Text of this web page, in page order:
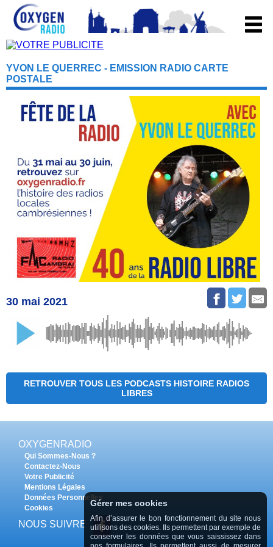
YVON LE QUERREC - EMISSION RADIO CARTE
POSTALE
30 mai 2021
RETROUVER TOUS LES PODCASTS HISTOIRE RADIOS
LIBRES
OXYGENRADIO
Qui Sommes-Nous ?
Contactez-Nous
Votre Publicité
Mentions Légales
Données Personnelles
Cookies
NOUS SUIVRE
Gérer mes cookies
Afin d’assurer le bon fonctionnement du site nous
utilisons des cookies. Ils permettent par exemple de
conserver les données que vous saississez dans